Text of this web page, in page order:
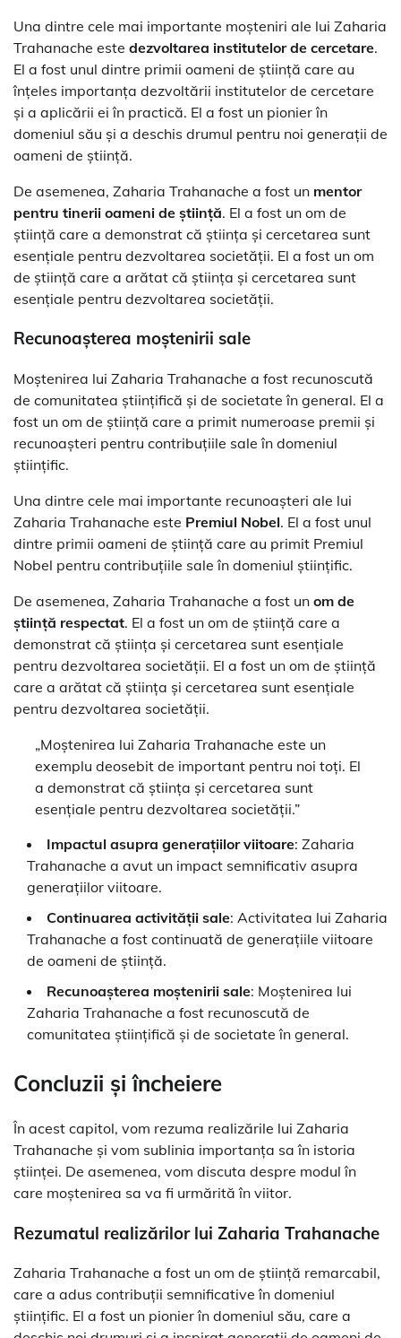
Una dintre cele mai importante moșteniri ale lui Zaharia
Trahanache este dezvoltarea institutelor de cercetare.
El a fost unul dintre primii oameni de știință care au
înțeles importanța dezvoltării institutelor de cercetare
și a aplicării ei în practică. El a fost un pionier în
domeniul său și a deschis drumul pentru noi generații de
oameni de știință.
De asemenea, Zaharia Trahanache a fost un mentor
pentru tinerii oameni de știință. El a fost un om de
știință care a demonstrat că știința și cercetarea sunt
esențiale pentru dezvoltarea societății. El a fost un om
de știință care a arătat că știința și cercetarea sunt
esențiale pentru dezvoltarea societății.
Recunoașterea moștenirii sale
Moștenirea lui Zaharia Trahanache a fost recunoscută
de comunitatea științifică și de societate în general. El a
fost un om de știință care a primit numeroase premii și
recunoașteri pentru contribuțiile sale în domeniul
științific.
Una dintre cele mai importante recunoașteri ale lui
Zaharia Trahanache este Premiul Nobel. El a fost unul
dintre primii oameni de știință care au primit Premiul
Nobel pentru contribuțiile sale în domeniul științific.
De asemenea, Zaharia Trahanache a fost un om de
știință respectat. El a fost un om de știință care a
demonstrat că știința și cercetarea sunt esențiale
pentru dezvoltarea societății. El a fost un om de știință
care a arătat că știința și cercetarea sunt esențiale
pentru dezvoltarea societății.
„Moștenirea lui Zaharia Trahanache este un
exemplu deosebit de important pentru noi toți. El
a demonstrat că știința și cercetarea sunt
esențiale pentru dezvoltarea societății.”
Impactul asupra generațiilor viitoare: Zaharia
Trahanache a avut un impact semnificativ asupra
generațiilor viitoare.
Continuarea activității sale: Activitatea lui Zaharia
Trahanache a fost continuată de generațiile viitoare
de oameni de știință.
Recunoașterea moștenirii sale: Moștenirea lui
Zaharia Trahanache a fost recunoscută de
comunitatea științifică și de societate în general.
Concluzii și încheiere
În acest capitol, vom rezuma realizările lui Zaharia
Trahanache și vom sublinia importanța sa în istoria
științei. De asemenea, vom discuta despre modul în
care moștenirea sa va fi urmărită în viitor.
Rezumatul realizărilor lui Zaharia Trahanache
Zaharia Trahanache a fost un om de știință remarcabil,
care a adus contribuții semnificative în domeniul
științific. El a fost un pionier în domeniul său, care a